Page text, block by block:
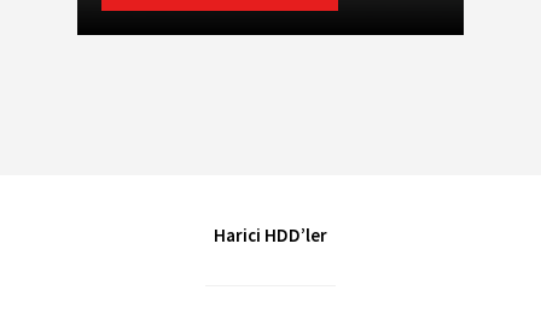
Harici HDD’ler